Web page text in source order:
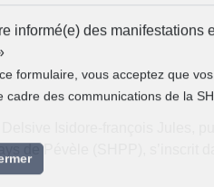
Isidore-françois Jules,
de Pévèle (SHPP), s’inscrit
informé(e) des manifestations
formulaire, vous acceptez que
cadre des communications de la